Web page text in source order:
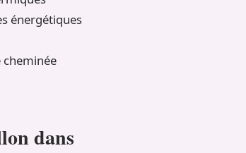
énergétiques
cheminée
dans